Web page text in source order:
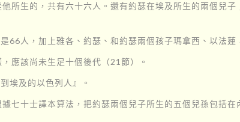
所生的，共有六十六人。還有約瑟在埃及所生的兩個兒子
人，加上雅各、約瑟、和約瑟兩個孩子瑪拿西、以法蓮
應該尚未生足十個後代（21節）。
埃及的以色列人』。
七十士譯本算法，把約瑟兩個兒子所生的五個兒孫包括在